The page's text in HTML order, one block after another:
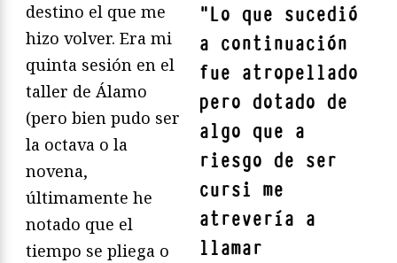
"Lo que sucedió
a continuación
fue atropellado
pero dotado de
algo que a
riesgo de ser
cursi me
atrevería a
llamar
destino el que me
hizo volver. Era mi
quinta sesión en el
taller de Álamo
(pero bien pudo ser
la octava o la
novena,
últimamente he
notado que el
tiempo se pliega o